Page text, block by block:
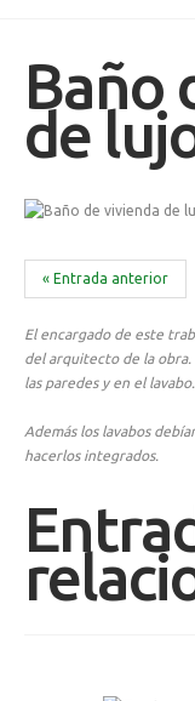
Baño
de
« Entrada anterior
El encargado de este
del arquitecto de la obra.
las paredes y en el lavabo.
Además los lavabos
hacerlos integrados.